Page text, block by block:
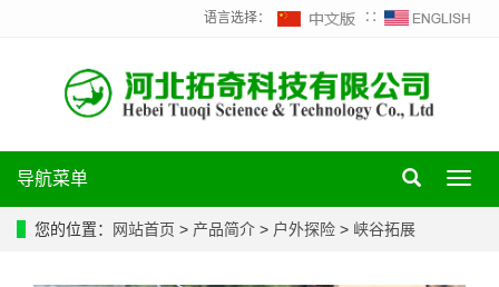
语言选择： ∷
导航菜单
您的位置： 网站首页 > 产品简介 > 户外探险 > 峡谷拓展